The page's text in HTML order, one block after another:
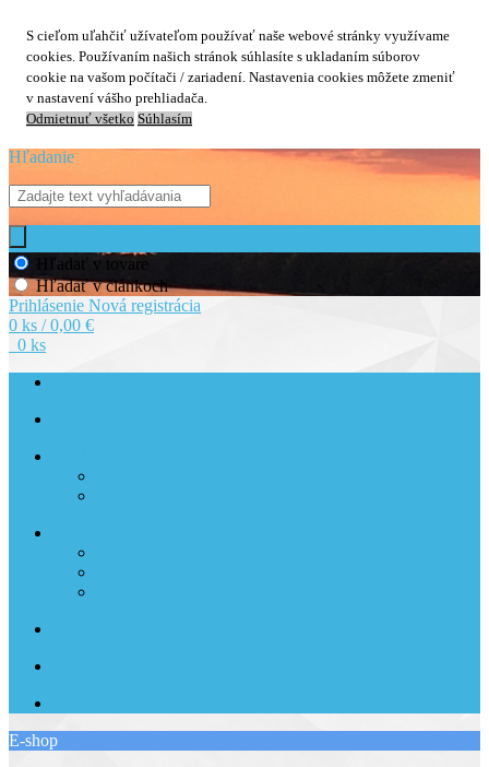
S cieľom uľahčiť užívateľom používať naše webové stránky využívame
cookies. Používaním našich stránok súhlasíte s ukladaním súborov
cookie na vašom počítači / zariadení. Nastavenia cookies môžete zmeniť
v nastavení vášho prehliadača.
Odmietnuť všetko Súhlasím
Hľadanie
Hľadať v tovare
Hľadať v článkoch
Prihlásenie Nová registrácia
0 ks / 0,00 €
0 ks
E-shop